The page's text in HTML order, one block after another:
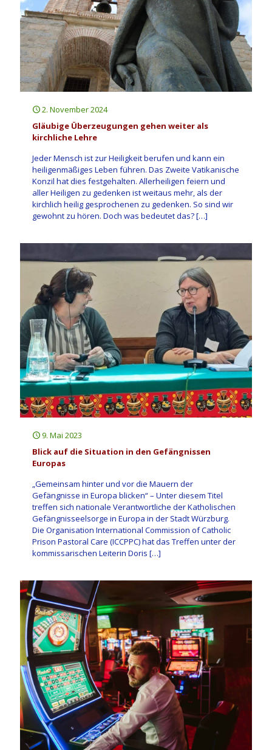
2. November 2024
Gläubige Überzeugungen gehen weiter als
kirchliche Lehre
Jeder Mensch ist zur Heiligkeit berufen und kann ein
heiligenmäßiges Leben führen. Das Zweite Vatikanische
Konzil hat dies festgehalten. Allerheiligen feiern und
aller Heiligen zu gedenken ist weitaus mehr, als der
kirchlich heilig gesprochenen zu gedenken. So sind wir
gewohnt zu hören. Doch was bedeutet das?[…]
9. Mai 2023
Blick auf die Situation in den Gefängnissen
Europas
„Gemeinsam hinter und vor die Mauern der
Gefängnisse in Europa blicken“ – Unter diesem Titel
treffen sich nationale Verantwortliche der Katholischen
Gefängnisseelsorge in Europa in der Stadt Würzburg.
Die Organisation International Commission of Catholic
Prison Pastoral Care (ICCPPC) hat das Treffen unter der
kommissarischen Leiterin Doris […]